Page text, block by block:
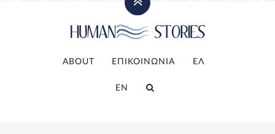
ABOUT ΕΠΙΚΟΙΝΩΝΙΑ ΕΛ
EN